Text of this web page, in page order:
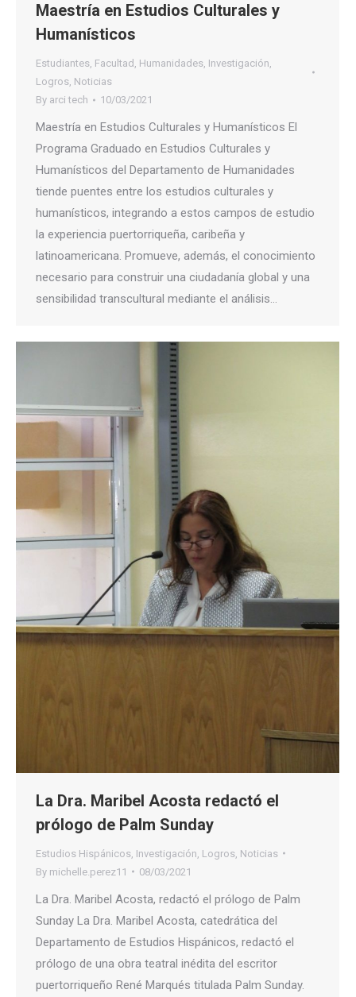
Maestría en Estudios Culturales y
Humanísticos
Estudiantes, Facultad , Humanidades, Investigación,
Logros, Noticias
By arci tech 10/03/2021
Maestría en Estudios Culturales y Humanísticos El
Programa Graduado en Estudios Culturales y
Humanísticos del Departamento de Humanidades
tiende puentes entre los estudios culturales y
humanísticos, integrando a estos campos de estudio
la experiencia puertorriqueña, caribeña y
latinoamericana. Promueve, además, el conocimiento
necesario para construir una ciudadanía global y una
sensibilidad transcultural mediante el análisis…
La Dra. Maribel Acosta redactó el
prólogo de Palm Sunday
Estudios Hispánicos Investigación Logros Noticias
By michelle.perez11 08/03/2021
La Dra. Maribel Acosta, redactó el prólogo de Palm
Sunday La Dra. Maribel Acosta, catedrática del
Departamento de Estudios Hispánicos, redactó el
prólogo de una obra teatral inédita del escritor
puertorriqueño René Marqués titulada Palm Sunday.